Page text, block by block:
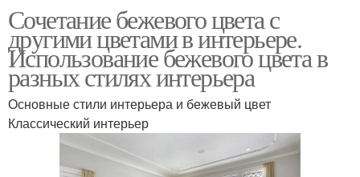
Сочетание бежевого цвета с
другими цветами в интерьере.
Использование бежевого цвета в
разных стилях интерьера
Основные стили интерьера и бежевый цвет
Классический интерьер